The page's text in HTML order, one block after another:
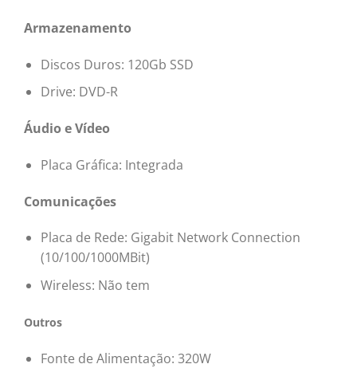
Armazenamento
Discos Duros: 120Gb SSD
Drive: DVD-R
Áudio e Vídeo
Placa Gráfica: Integrada
Comunicações
Placa de Rede: Gigabit Network Connection
(10/100/1000MBit)
Wireless: Não tem
Outros
Fonte de Alimentação: 320W